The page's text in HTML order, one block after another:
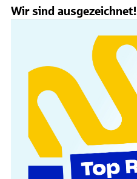
Wir sind ausgezeichnet!